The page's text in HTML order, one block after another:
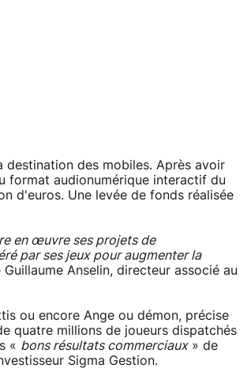
destination des mobiles. Après avoir
format audionumérique interactif du
d'euros. Une levée de fonds réalisée
en œuvre ses projets de
par ses jeux pour augmenter la
Anselin, directeur associé au
ou encore Ange ou démon, précise
quatre millions de joueurs dispatchés
« bons résultats commerciaux» de
Sigma Gestion.